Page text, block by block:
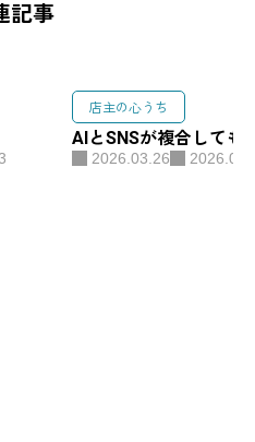
記事
店主の心うち
AIとSNSが複合しても
2026.03.26